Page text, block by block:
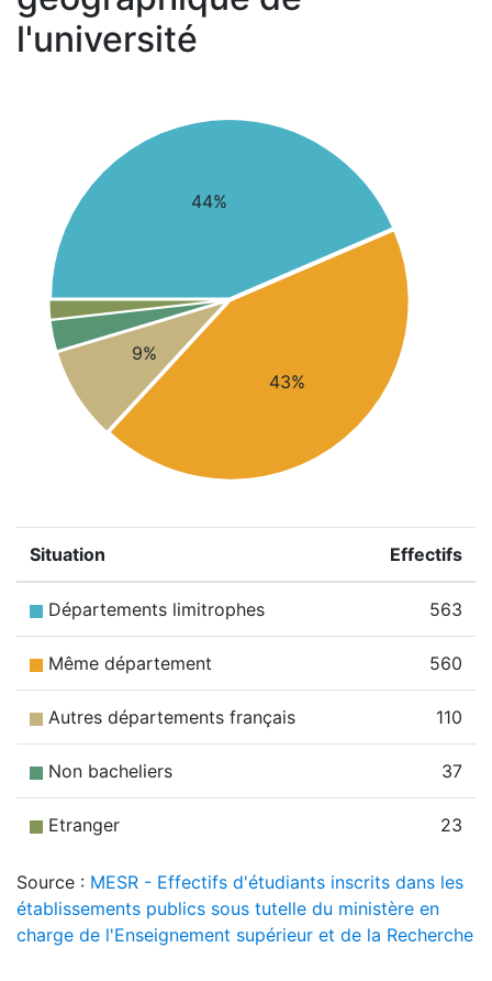
l'université
44%
43%
9%
Situation Effectifs
Départements limitrophes 563
Même département 560
Autres départements français 110
Non bacheliers 37
Etranger 23
Source : MESR - Effectifs d'étudiants inscrits dans les
établissements publics sous tutelle du ministère en
charge de l'Enseignement supérieur et de la Recherche